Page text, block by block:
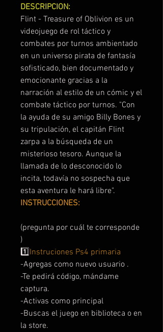
DESCRIPCION:
Flint - Treasure of Oblivion es un
videojuego de rol táctico y
combates por turnos ambientado
en un universo pirata de fantasía
sofisticado, bien documentado y
emocionante gracias a la
narración al estilo de un cómic y el
combate táctico por turnos. "Con
la ayuda de su amigo Billy Bones y
su tripulación, el capitán Flint
zarpa a la búsqueda de un
misterioso tesoro. Aunque la
llamada de lo desconocido lo
incita, todavía no sospecha que
esta aventura le hará libre".
INSTRUCCIONES:
(pregunta por cuál te corresponde
)
1️⃣Instruciones Ps4 primaria
-Agregas como nuevo usuario .
-Te pedirá código, mándame
captura.
-Activas como principal
-Buscas el juego en biblioteca o en
la store.